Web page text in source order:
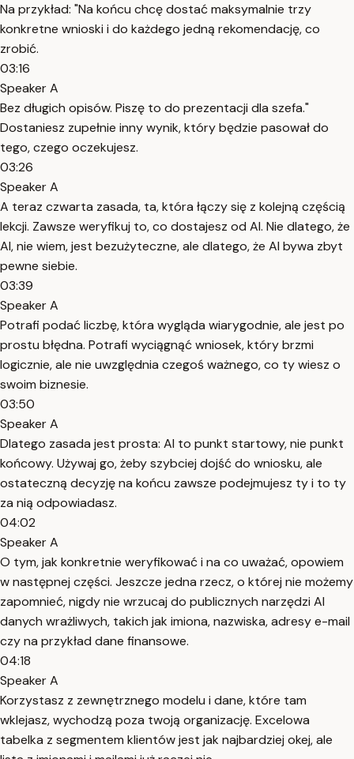
Na przykład: "Na końcu chcę dostać maksymalnie trzy
konkretne wnioski i do każdego jedną rekomendację, co
zrobić.
03:16
Speaker A
Bez długich opisów. Piszę to do prezentacji dla szefa."
Dostaniesz zupełnie inny wynik, który będzie pasował do
tego, czego oczekujesz.
03:26
Speaker A
A teraz czwarta zasada, ta, która łączy się z kolejną częścią
lekcji. Zawsze weryfikuj to, co dostajesz od AI. Nie dlatego, że
AI, nie wiem, jest bezużyteczne, ale dlatego, że AI bywa zbyt
pewne siebie.
03:39
Speaker A
Potrafi podać liczbę, która wygląda wiarygodnie, ale jest po
prostu błędna. Potrafi wyciągnąć wniosek, który brzmi
logicznie, ale nie uwzględnia czegoś ważnego, co ty wiesz o
swoim biznesie.
03:50
Speaker A
Dlatego zasada jest prosta: AI to punkt startowy, nie punkt
końcowy. Używaj go, żeby szybciej dojść do wniosku, ale
ostateczną decyzję na końcu zawsze podejmujesz ty i to ty
za nią odpowiadasz.
04:02
Speaker A
O tym, jak konkretnie weryfikować i na co uważać, opowiem
w następnej części. Jeszcze jedna rzecz, o której nie możemy
zapomnieć, nigdy nie wrzucaj do publicznych narzędzi AI
danych wrażliwych, takich jak imiona, nazwiska, adresy e-mail
czy na przykład dane finansowe.
04:18
Speaker A
Korzystasz z zewnętrznego modelu i dane, które tam
wklejasz, wychodzą poza twoją organizację. Excelowa
tabelka z segmentem klientów jest jak najbardziej okej, ale